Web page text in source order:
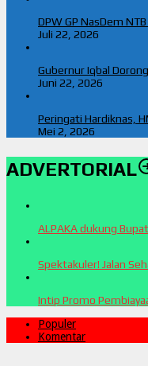
DPW GP NasDem
Juli 22, 2026
Gubernur Iqbal
Juni 22, 2026
Peringati Hardiknas,
Mei 2, 2026
ADVERTORIAL
ALPAKA dukung
Spektakuler! Jalan
Intip Promo
Populer
Komentar